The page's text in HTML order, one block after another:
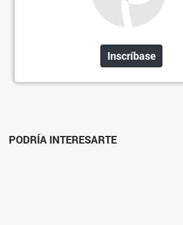
Inscríbase
PODRÍA INTERESARTE